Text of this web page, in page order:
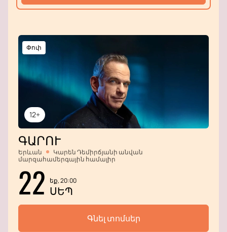
12+
Փոփ
ԳԱՐՈՒ
Երևան
Կարեն Դեմիրճյանի անվան
մարզահամերգային համալիր
22 եք, 20:00
ՍԵՊ
Գնել տոմսեր